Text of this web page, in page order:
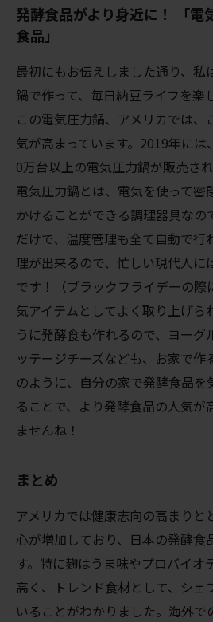
発酵食品がより身近に！ 「
食品」
最初にもお伝えしました通り、私
鍋で作って、毎日納豆ライフを楽
この電気圧力鍋、アメリカでは、
気が高まっています。2019年に
0万台以上の電気圧力鍋が販売さ
電気圧力鍋とは、電気を使って密
かけることができる調理器具なの
だけで、温度管理も全て自動で行
理が出来るので、忙しい現代人に
です！（ブラックフライデーの際
気アイテムとしてよく取り上げら
うに発酵食も作れるので、ヨーグ
ッテージチーズなども、お家で作
のように、自分の家で発酵食品を
ることで、より発酵食品の人気が
ませんね！
まとめ
アメリカでは健康志向の高まりと
心が増加しており、日本の発酵食
す。特に麹はうま味やプロバイオ
高く、トレンド食材として、シェ
いることがわかりました。海外で